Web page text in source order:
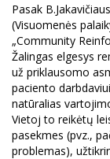
Pasak
(Visuomenės
„Community
Žalingas elgesys
už priklausomo
paciento
natūralias
Vietoj to reikėtų
pasekmes (pvz.,
problemas),